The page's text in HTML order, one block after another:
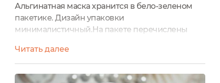
Альгинатная маска хранится в бело-зеленом
пакетике. Дизайн упаковки
минималистичный.На пакете перечислены
для всех типов кожи. А объём её составляет 200
мл.Масочка рассчитана на 12 применений.
Пакет оснащён удобным zip-lock замочком,
Читать далее